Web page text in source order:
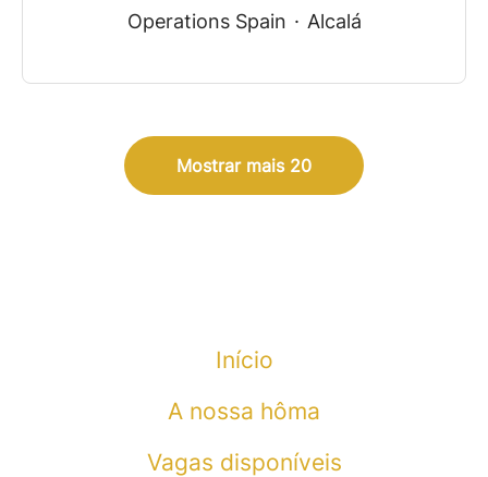
Operations Spain · Alcalá
Mostrar mais 20
Início
A nossa hôma
Vagas disponíveis